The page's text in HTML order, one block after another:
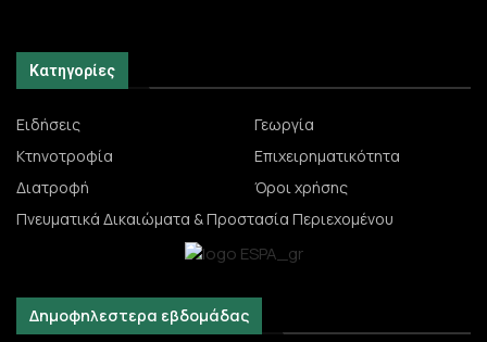
Κατηγορίες
Ειδήσεις
Γεωργία
Κτηνοτροφία
Επιχειρηματικότητα
Διατροφή
Όροι χρήσης
Πνευματικά Δικαιώματα & Προστασία Περιεχομένου
Δημοφηλεστερα εβδομάδας